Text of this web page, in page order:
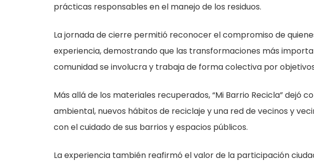
prácticas responsables en el manejo de los residuos.
La jornada de cierre permitió reconocer el compromiso de
experiencia, demostrando que las transformaciones más
comunidad se involucra y trabaja de forma colectiva por
Más allá de los materiales recuperados, “Mi Barrio Recicla” dejó
ambiental, nuevos hábitos de reciclaje y una red de vecinos y
con el cuidado de sus barrios y espacios públicos.
La experiencia también reafirmó el valor de la participación